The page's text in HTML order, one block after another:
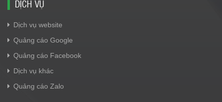
DỊCH VỤ
Dịch vụ website
Quảng cáo Google
Quảng cáo Facebook
Dịch vụ khác
Quảng cáo Zalo